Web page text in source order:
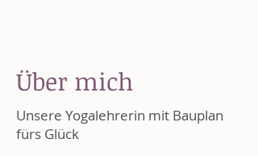
Über mich
Unsere Yogalehrerin mit Bauplan
fürs Glück